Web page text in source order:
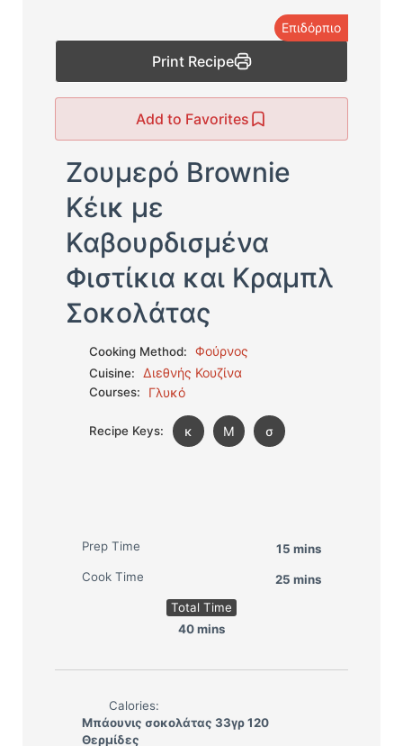
Print Recipe
Add to Favorites
Επιδόρπιο
Ζουμερό Brownie
Κέικ με
Καβουρδισμένα
Φιστίκια και Κραμπλ
Σοκολάτας
Cooking Method: Φούρνος
Cuisine: Διεθνής Κουζίνα
Courses: Γλυκό
Recipe Keys: κ Μ σ
Prep Time
15 mins
Cook Time
25 mins
Total Time
40 mins
Calories:
Μπάουνις σοκολάτας 33γρ 120
Θερμίδες